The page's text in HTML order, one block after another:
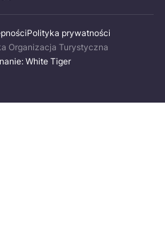
Polityka prywatności
Organizacja Turystyczna
White Tiger